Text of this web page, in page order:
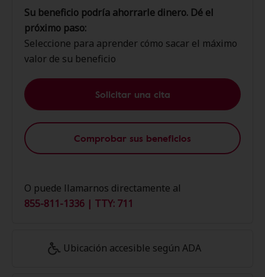
Su beneficio podría ahorrarle dinero. Dé el
próximo paso:
Seleccione para aprender cómo sacar el máximo
valor de su beneficio
Solicitar una cita
Comprobar sus beneficios
O puede llamarnos directamente al
855-811-1336 | TTY: 711
Ubicación accesible según ADA